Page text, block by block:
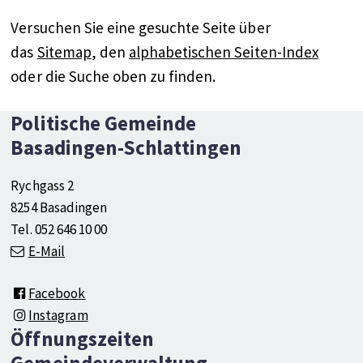
Versuchen Sie eine gesuchte Seite über
das Sitemap, den alphabetischen Seiten-Index
oder die Suche oben zu finden.
Footer
Politische Gemeinde
Basadingen-Schlattingen
Rychgass 2
8254 Basadingen
Tel. 052 646 10 00
E-Mail
Social Media
Facebook
Instagram
Öffnungszeiten